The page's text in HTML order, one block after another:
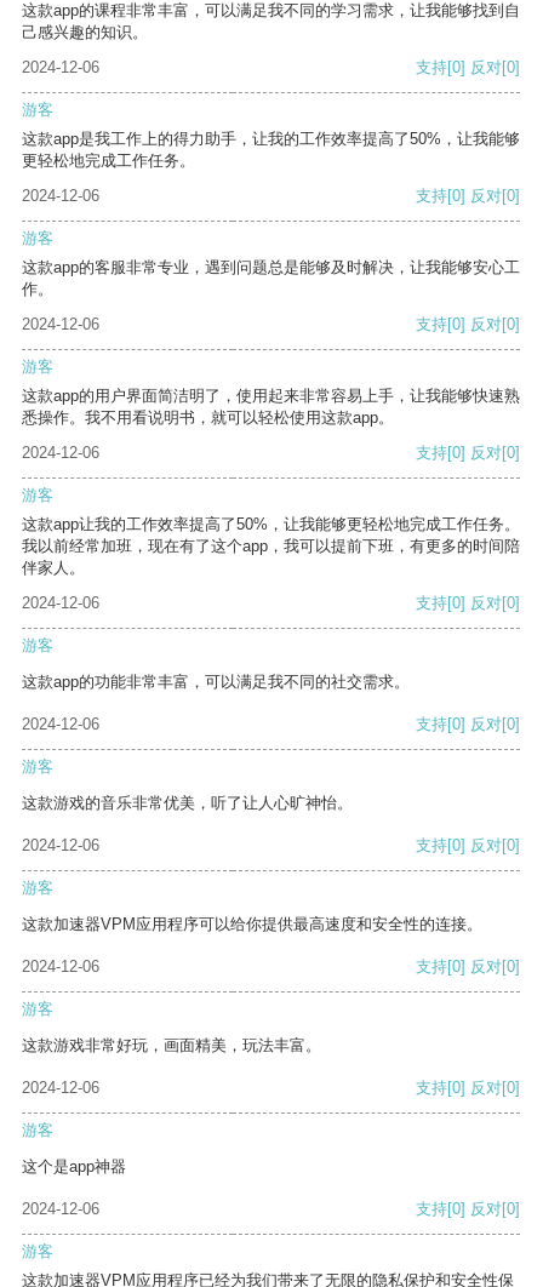
这款app的课程非常丰富，可以满足我不同的学习需求，让我能够找到自
己感兴趣的知识。
2024-12-06
支持[0] 反对[0]
游客
这款app是我工作上的得力助手，让我的工作效率提高了50%，让我能够
更轻松地完成工作任务。
2024-12-06
支持[0] 反对[0]
游客
这款app的客服非常专业，遇到问题总是能够及时解决，让我能够安心工
作。
2024-12-06
支持[0] 反对[0]
游客
这款app的用户界面简洁明了，使用起来非常容易上手，让我能够快速熟
悉操作。我不用看说明书，就可以轻松使用这款app。
2024-12-06
支持[0] 反对[0]
游客
这款app让我的工作效率提高了50%，让我能够更轻松地完成工作任务。
我以前经常加班，现在有了这个app，我可以提前下班，有更多的时间陪
伴家人。
2024-12-06
支持[0] 反对[0]
游客
这款app的功能非常丰富，可以满足我不同的社交需求。
2024-12-06 支持[0] 反对[0]
游客
这款游戏的音乐非常优美，听了让人心旷神怡。
2024-12-06 支持[0] 反对[0]
游客
这款加速器VPM应用程序可以给你提供最高速度和安全性的连接。
2024-12-06 支持[0] 反对[0]
游客
这款游戏非常好玩，画面精美，玩法丰富。
2024-12-06 支持[0] 反对[0]
游客
这个是app神器
2024-12-06 支持[0] 反对[0]
游客
这款加速器VPM应用程序已经为我们带来了无限的隐私保护和安全性保